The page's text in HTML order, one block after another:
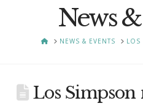
News
HOMENEWS & EVENTS LOS
Los Simpson